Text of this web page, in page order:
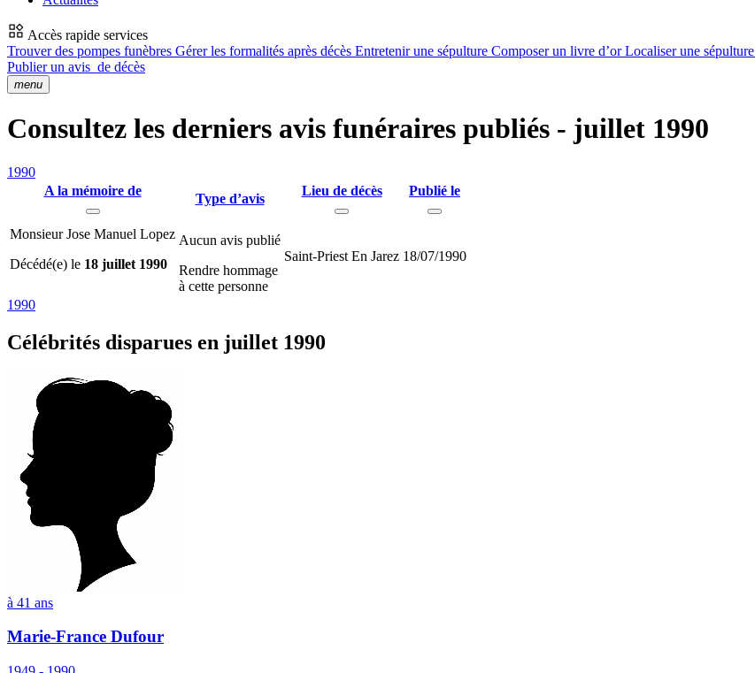
Accès rapide services
Trouver des pompes funèbres Gérer les formalités après décès Entretenir une sépulture Composer un livre d’orLocaliser une sépulture
Publier un avis de décès
menu
Consultez les derniers avis funéraires publiés - juillet 1990
1990
A la mémoire de
Type d’avis
Lieu de décès Publié le
Monsieur Jose Manuel Lopez
Décédé(e) le 18 juillet 1990
Aucun avis publié
Rendre hommage
à cette personne
Saint-Priest En Jarez 18/07/1990
1990
Célébrités disparues en juillet 1990
à 41 ans
Marie-France Dufour